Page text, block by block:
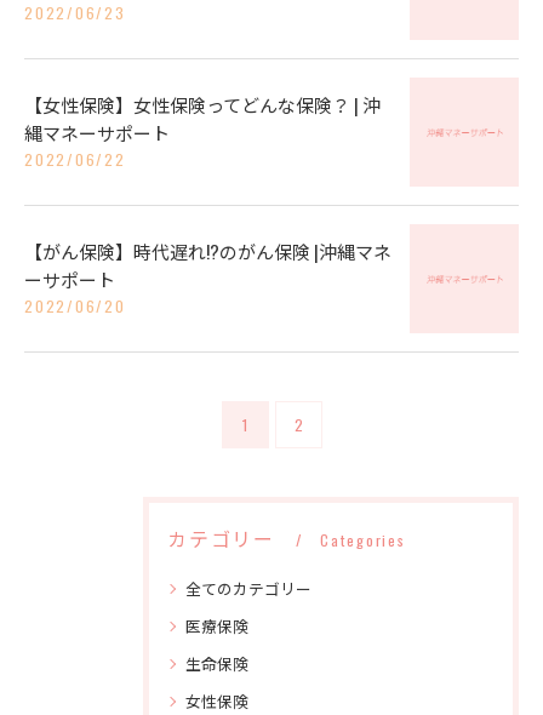
2022/06/23
【女性保険】女性保険ってどんな保険？ | 沖
縄マネーサポート
2022/06/22
【がん保険】時代遅れ!?のがん保険 |沖縄マネ
ーサポート
2022/06/20
1 2
カテゴリー Categories
全てのカテゴリー
医療保険
生命保険
女性保険